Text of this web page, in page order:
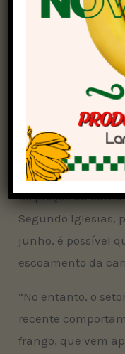
Cotações da
São Paulo:
R$
Minas Gerais:
Mato
Mato Grosso:
Mercado
Os preços da
Segundo Iglesias,
junho, é possível
escoamento da
“No entanto, o
recente
frango, que vem